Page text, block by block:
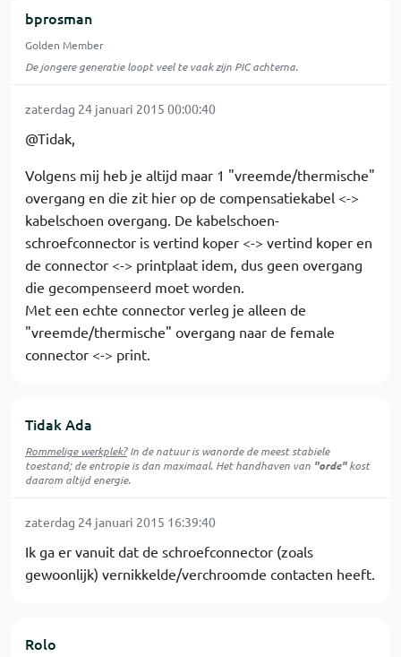
bprosman
Golden Member
De jongere generatie loopt veel te vaak zijn PIC achterna.
zaterdag 24 januari 2015 00:00:40
@Tidak,
Volgens mij heb je altijd maar 1 "vreemde/thermische"
overgang en die zit hier op de compensatiekabel <->
kabelschoen overgang. De kabelschoen-
schroefconnector is vertind koper <-> vertind koper en
de connector <-> printplaat idem, dus geen overgang
die gecompenseerd moet worden.
Met een echte connector verleg je alleen de
"vreemde/thermische" overgang naar de female
connector <-> print.
Tidak Ada
Rommelige werkplek?In de natuur iswanordede meest stabiele
toestand; de entropie is dan maximaal. Het handhaven van "orde"kost
daarom altijd energie.
zaterdag 24 januari 2015 16:39:40
Ik ga er vanuit dat de schroefconnector (zoals
gewoonlijk) vernikkelde/verchroomde contacten heeft.
Rolo